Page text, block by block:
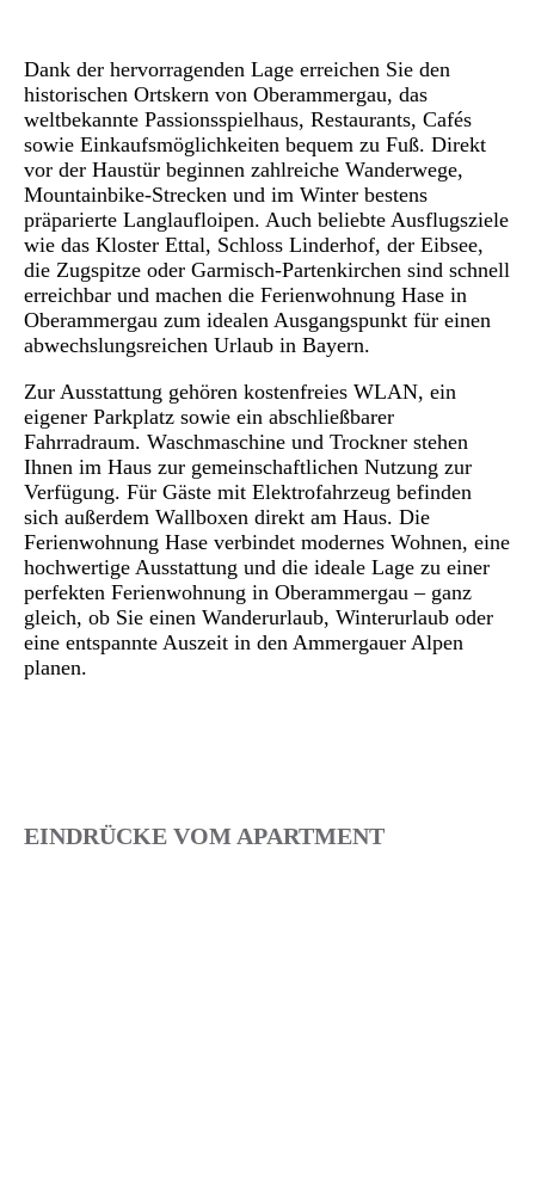
Dank der hervorragenden Lage erreichen Sie den
historischen Ortskern von Oberammergau, das
weltbekannte Passionsspielhaus, Restaurants, Cafés
sowie Einkaufsmöglichkeiten bequem zu Fuß. Direkt
vor der Haustür beginnen zahlreiche Wanderwege,
Mountainbike-Strecken und im Winter bestens
präparierte Langlaufloipen. Auch beliebte Ausflugsziele
wie das Kloster Ettal, Schloss Linderhof, der Eibsee,
die Zugspitze oder Garmisch-Partenkirchen sind schnell
erreichbar und machen die Ferienwohnung Hase in
Oberammergau zum idealen Ausgangspunkt für einen
abwechslungsreichen Urlaub in Bayern.
Zur Ausstattung gehören kostenfreies WLAN, ein
eigener Parkplatz sowie ein abschließbarer
Fahrradraum. Waschmaschine und Trockner stehen
Ihnen im Haus zur gemeinschaftlichen Nutzung zur
Verfügung. Für Gäste mit Elektrofahrzeug befinden
sich außerdem Wallboxen direkt am Haus. Die
Ferienwohnung Hase verbindet modernes Wohnen, eine
hochwertige Ausstattung und die ideale Lage zu einer
perfekten Ferienwohnung in Oberammergau – ganz
gleich, ob Sie einen Wanderurlaub, Winterurlaub oder
eine entspannte Auszeit in den Ammergauer Alpen
planen.
EINDRÜCKE VOM APARTMENT